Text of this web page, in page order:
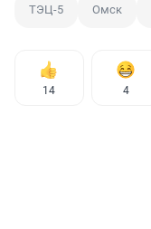
ТЭЦ-5 Омск
14 4